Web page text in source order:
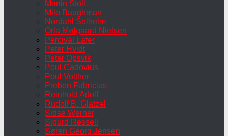
Martin Stoll
Milo Baughman
Nordahl Solheim
Orla Mølgaard Nielsen
Percival Lafer
Peter Hvidt
Peter Opsvik
Poul Cadovius
Poul Volther
Preben Fabricius
Reinhold Adolf
Rudolf B. Glatzel
Sidse Werner
Sigurd Ressell
Søren Georg Jensen